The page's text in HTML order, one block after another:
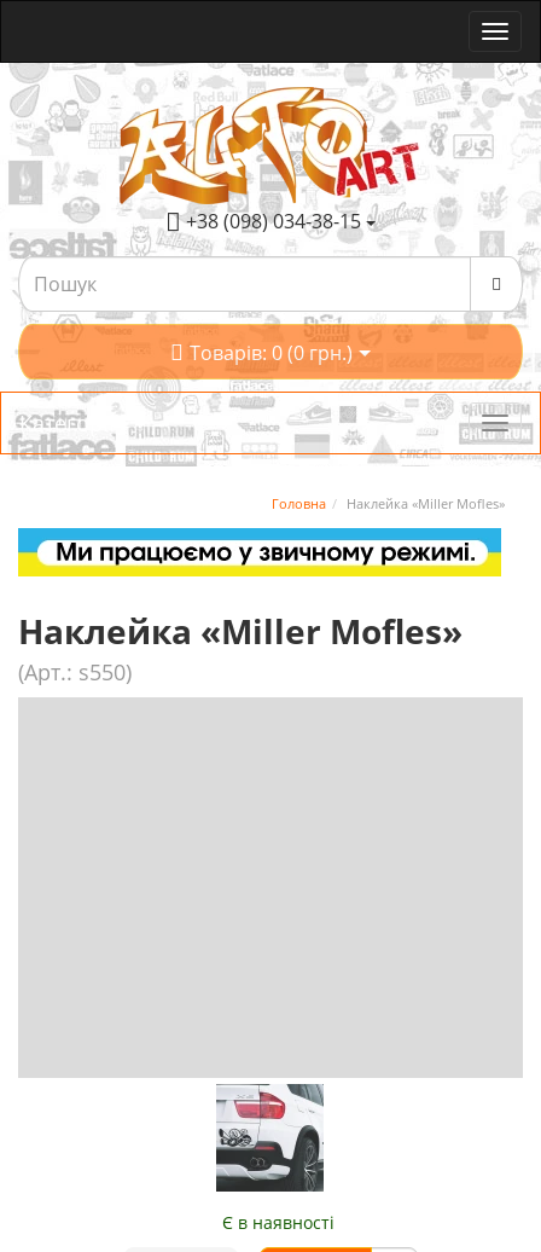
+38 (098) 034-38-15
Товарів: 0 (0 грн.)
Категорії
Головна Наклейка «Miller Mofles»
Наклейка «Miller Mofles»
(Арт.: s550)
Є в наявності